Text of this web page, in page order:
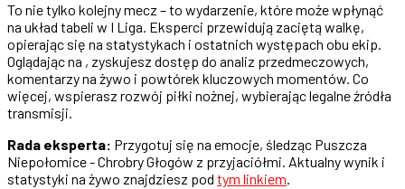
To nie tylko kolejny mecz – to wydarzenie, które może wpłynąć
na układ tabeli w I Liga. Eksperci przewidują zaciętą walkę,
opierając się na statystykach i ostatnich występach obu ekip.
Oglądając na , zyskujesz dostęp do analiz przedmeczowych,
komentarzy na żywo i powtórek kluczowych momentów. Co
więcej, wspierasz rozwój piłki nożnej, wybierając legalne źródła
transmisji.
Rada eksperta: Przygotuj się na emocje, śledząc Puszcza
Niepołomice - Chrobry Głogów z przyjaciółmi. Aktualny wynik i
statystyki na żywo znajdziesz pod tym linkiem.